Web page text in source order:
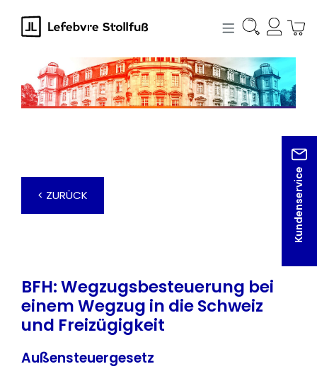
springen
Kundenservice
< ZURÜCK
BFH: Wegzugsbesteuerung bei
einem Wegzug in die Schweiz
und Freizügigkeit
Außensteuergesetz